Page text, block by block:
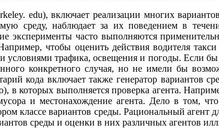
edu), включает реализации многих
среду, наблюдает за их поведением в
эксперименты часто выполняются
чтобы оценить действия водителя
условиями трафика, освещения и погоды. Если
конкретного случая, но не имели бы
кода включает также генератор вариантов
в которых выполняется проверка агента.
и местонахождение агента. Дело в том,
классе вариантов среды. Рациональный агент
среды и оценки в них различных агентов